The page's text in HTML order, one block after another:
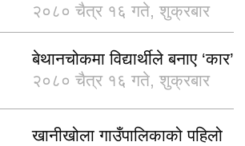
२०८० चैत्र १६ गते, शुक्रबार
बेथानचोकमा विद्यार्थीले बनाए ‘कार’
२०८० चैत्र १६ गते, शुक्रबार
खानीखोला गाउँपालिकाको पहिलो